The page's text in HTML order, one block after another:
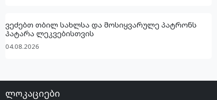
ვეძებთ თბილ სახლსა და მოსიყვარულე პატრონს
პატარა ლეკვებისთვის
04.08.2026
ლოკაციები